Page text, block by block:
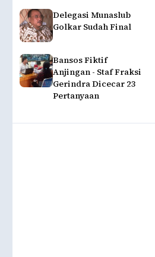
Delegasi Munaslub
Golkar Sudah Final
Bansos Fiktif
Anjingan - Staf Fraksi
Gerindra Dicecar 23
Pertanyaan